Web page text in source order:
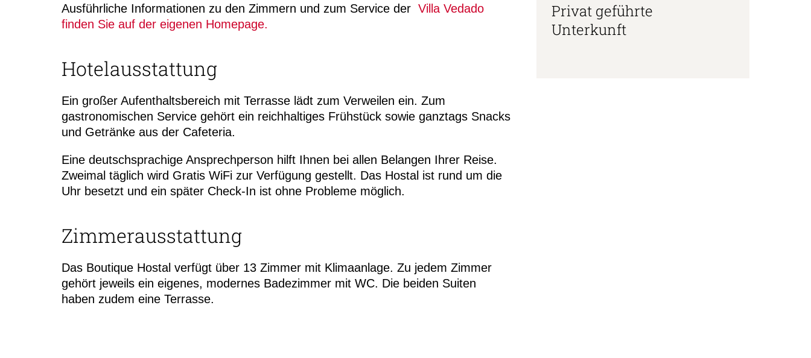
Ausführliche Informationen zu den Zimmern und zum Service der Villa Vedado
finden Sie auf der eigenen Homepage.
Hotelausstattung
Ein großer Aufenthaltsbereich mit Terrasse lädt zum Verweilen ein. Zum
gastronomischen Service gehört ein reichhaltiges Frühstück sowie ganztags Snacks
und Getränke aus der Cafeteria.
Eine deutschsprachige Ansprechperson hilft Ihnen bei allen Belangen Ihrer Reise.
Zweimal täglich wird Gratis WiFi zur Verfügung gestellt. Das Hostal ist rund um die
Uhr besetzt und ein später Check-In ist ohne Probleme möglich.
Zimmerausstattung
Das Boutique Hostal verfügt über 13 Zimmer mit Klimaanlage. Zu jedem Zimmer
gehört jeweils ein eigenes, modernes Badezimmer mit WC. Die beiden Suiten
haben zudem eine Terrasse.
Privat geführte
Unterkunft